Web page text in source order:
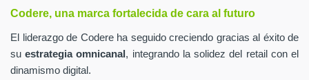
Codere, una marca fortalecida de cara al futuro
El liderazgo de Codere ha seguido creciendo gracias al éxito de
suestrategia omnicanal , integrando la solidez del retail con el
dinamismo digital.